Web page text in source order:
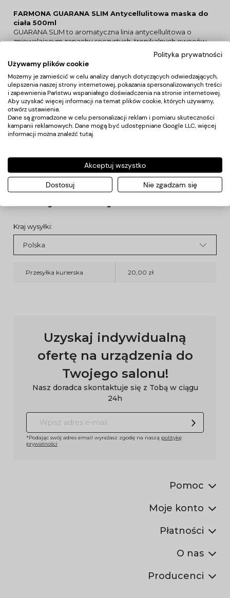
FARMONA GUARANA SLIM Antycellulitowa maska do
ciała 500ml
GUARANA SLIM to aromatyczna linia antycellulitowa o
zniewalającym zapachu soczystych, tropikalnych owoców.
Polecana dla osób z problemem cellulitu i nadmiernej ilości
tkanki tłuszczowej, pragnących poprawić sylwetkę oraz w
celu zwiększenia jędrności i elastyczności skóry. Starannie
dobrane składniki aktywne przyspieszają lipolizę i
mikrokrążenie skóry, wspomagając usuwanie toksyn z
organizmu. Przeznaczenie: zabieg antycellulitowy, cellulit
wodny i/lub tłuszczowy, nadmierna ilość tkanki tłuszczowej,
skóra wymagająca detoksykacji
EFEKTY: poprawienie jędrności, sprężystości skóry
wygładzenie naskórka, zmniejszenie cellulitu i tkanki
poprawienie wyglądu i kondycji skóry
Kraj wysyłki:
Przesyłka kurierska 20,00 zł
Uzyskaj indywidualną
ofertę na urządzenia do
Twojego salonu!
Nasz doradca skontaktuje się z Tobą w ciągu
24h
*Podając swój adres email wyrażasz zgodę na naszą politykę
prywatności
Pomoc
Moje konto
Płatności
O nas
Producenci
Polityka prywatności
Używamy plików cookie
Możemy je zamieścić w celu analizy danych dotyczących odwiedzających,
ulepszenia naszej strony internetowej, pokazania spersonalizowanych treści
i zapewnienia Państwu wspaniałego doświadczenia na stronie internetowej.
Aby uzyskać więcej informacji na temat plików cookie, których używamy,
otwórz ustawienia.
Dane są gromadzone w celu personalizacji reklam i pomiaru skuteczności
kampanii reklamowych. Dane mogą być udostępniane Google LLC, więcej
informacji można znaleźć tutaj.
Akceptuj wszystko
Dostosuj Nie zgadzam się